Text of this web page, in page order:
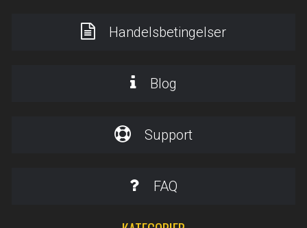
Handelsbetingelser
Blog
Support
FAQ